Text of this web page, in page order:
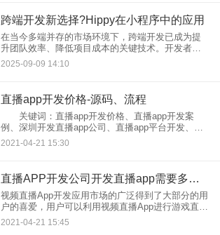
跨端开发新选择?Hippy在小程序中的应用
在当今多端并存的市场环境下，跨端开发已成为提
升团队效率、降低项目成本的关键技术。开发者们
一直在寻找能够“一次编写，多端运行”的优质解决方
案。而当我们将目光投向火热的小程序生态时，一
2025-09-09 14:10
直播app开发价格-源码、流程
关键词：直播app开发价格、直播app开发案
例、深圳开发直播app公司、直播app平台开发、大
秀直播app开发源码、ios直播app开发 手机内存、直
播软件开发、开发一个直播app多少钱 直播A
2021-04-21 15:30
直播APP开发公司开发直播app需要多少钱
视频直播App开发应用市场的广泛得到了大部分的用
户的喜爱，用户可以利用视频直播App进行游戏直
播、美食直播等的直播内容。视频直播的领域非常
的广泛，即使是生活上的琐情，也可以利用视频直
2021-04-21 15:45